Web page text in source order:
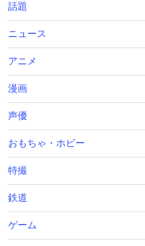
話題
ニュース
アニメ
漫画
声優
おもちゃ・ホビー
特撮
鉄道
ゲーム